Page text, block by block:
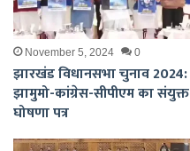
November 5, 2024 0
झारखंड विधानसभा चुनाव 2024:
झामुमो-कांग्रेस-सीपीएम का संयुक्त
घोषणा पत्र